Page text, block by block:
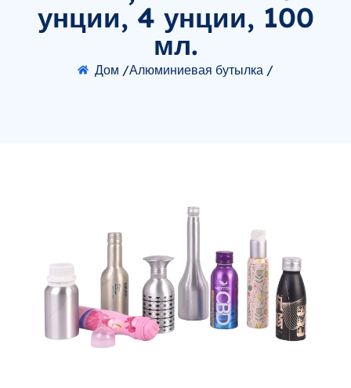
унции, 4 унции, 100
мл.
Дом /Алюминиевая бутылка /